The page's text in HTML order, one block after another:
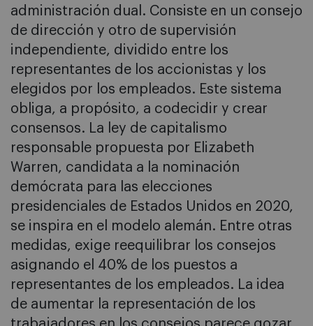
administración dual. Consiste en un consejo
de dirección y otro de supervisión
independiente, dividido entre los
representantes de los accionistas y los
elegidos por los empleados. Este sistema
obliga, a propósito, a codecidir y crear
consensos. La ley de capitalismo
responsable propuesta por Elizabeth
Warren, candidata a la nominación
demócrata para las elecciones
presidenciales de Estados Unidos en 2020,
se inspira en el modelo alemán. Entre otras
medidas, exige reequilibrar los consejos
asignando el 40% de los puestos a
representantes de los empleados. La idea
de aumentar la representación de los